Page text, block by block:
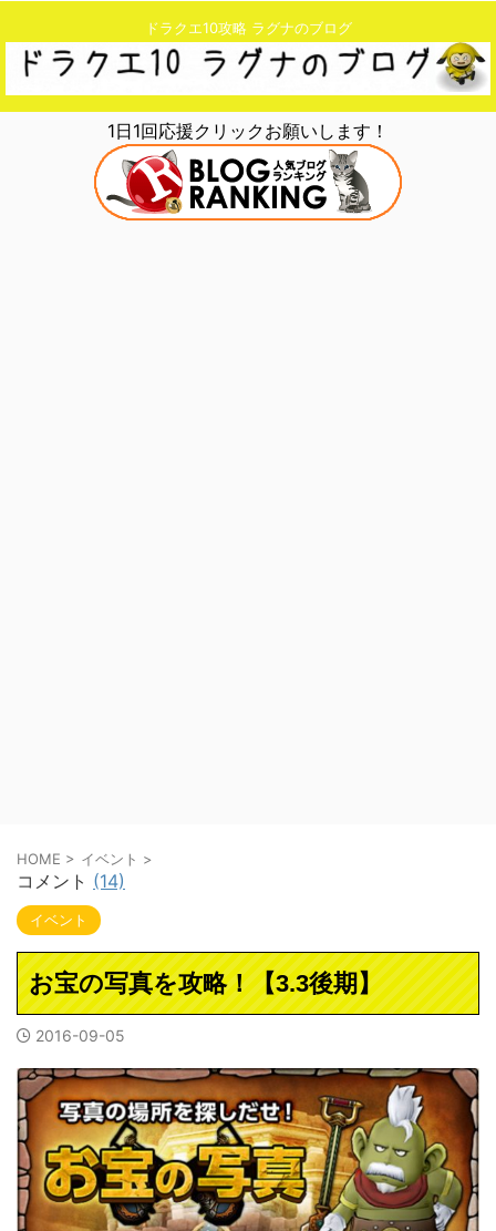
ドラクエ10攻略 ラグナのブログ
1日1回応援クリックお願いします！
HOME > イベント >
コメント (14)
イベント
お宝の写真を攻略！【3.3後期】
2016-09-05